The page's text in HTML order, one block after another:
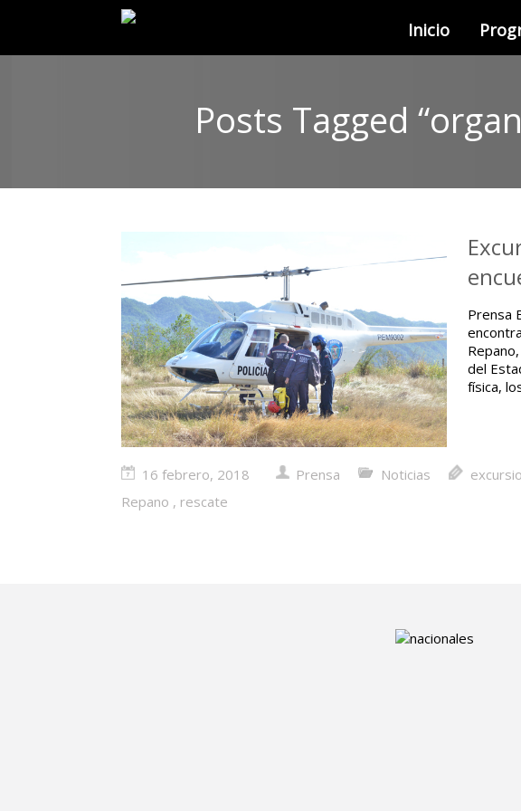
Inicio
Posts Tagged
Prensa
del
física,
16 febrero, 2018 Prensa Noticias
Repano , rescate